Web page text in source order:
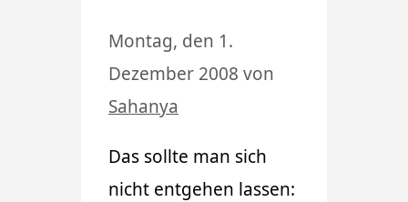
Montag, den 1.
Dezember 2008 von
Sahanya
Das sollte man sich
nicht entgehen lassen: